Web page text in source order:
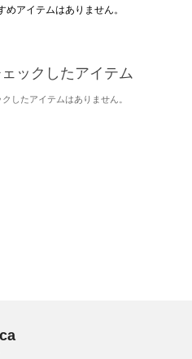
めアイテムはありません。
ックしたアイテム
したアイテムはありません。